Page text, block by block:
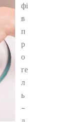
фі
в
п
р
о
ге
л
ь
-